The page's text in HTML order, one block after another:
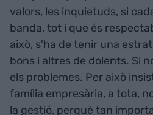
valors, les inquietuds, si
banda, tot i que és
això, s'ha de tenir una
bons i altres de dolents. Si
els problemes. Per això
família empresària, a tota,
la gestió, perquè tan